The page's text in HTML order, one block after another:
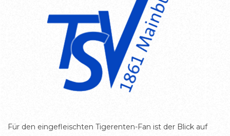
Für den eingefleischten Tigerenten-Fan ist der Blick auf